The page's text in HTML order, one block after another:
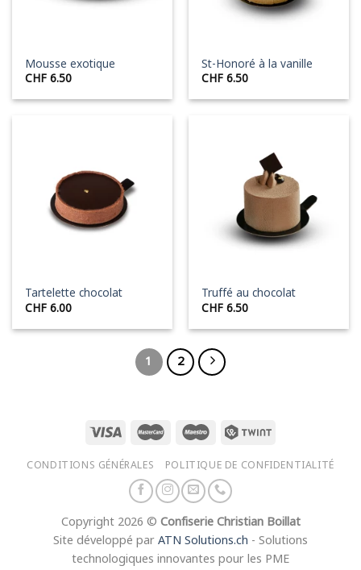
Mousse exotique
CHF 6.50
St-Honoré à la vanille
CHF 6.50
Tartelette chocolat
CHF 6.00
Truffé au chocolat
CHF 6.50
1 2
CONDITIONS GÉNÉRALES POLITIQUE DE CONFIDENTIALITÉ
Copyright 2026 © Confiserie Christian Boillat
Site développé par ATN Solutions.ch - Solutions
technologiques innovantes pour les PME